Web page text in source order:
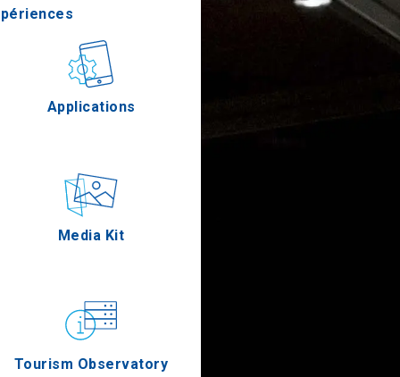
Applications
Media Kit
Tourism Observatory